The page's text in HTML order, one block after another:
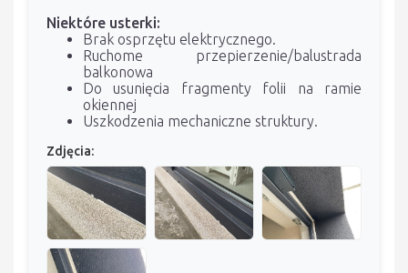
Niektóre usterki:
Brak osprzętu elektrycznego.
Ruchome przepierzenie/balustrada
balkonowa
Do usunięcia fragmenty folii na ramie
okiennej
Uszkodzenia mechaniczne struktury.
Zdjęcia: